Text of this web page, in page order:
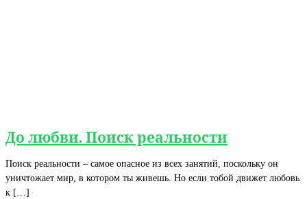
До любви. Поиск реальности
Поиск реальности – самое опасное из всех занятий, поскольку он
уничтожает мир, в котором ты живешь. Но если тобой движет любовь
к […]